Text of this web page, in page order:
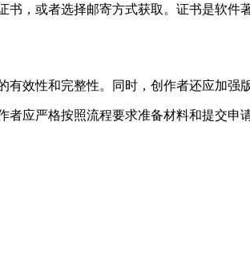
，或者选择邮寄方式获取。证书是软件
效性和完整性。同时，创作者还应加强
应严格按照流程要求准备材料和提交申